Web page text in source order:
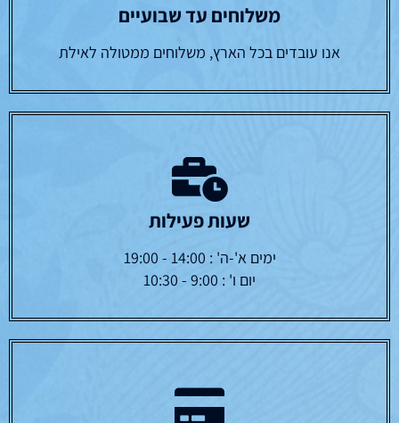
משלוחים עד שבועיים
אנו עובדים בכל הארץ, משלוחים ממטולה לאילת
שעות פעילות
ימים א'-ה' : 14:00 - 19:00
יום ו' : 9:00 - 10:30